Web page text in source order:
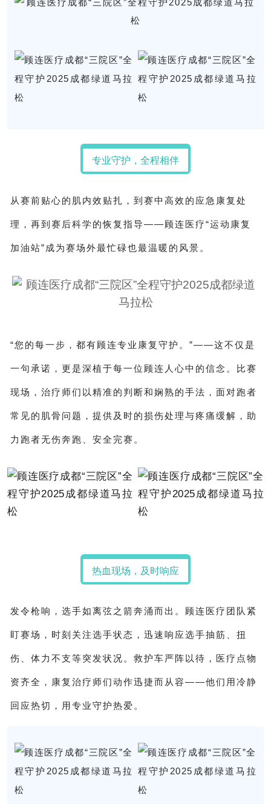
专业守护，全程相伴
从赛前贴心的肌内效贴扎，到赛中高效的应急康复处
理，再到赛后科学的恢复指导——顾连医疗“运动康复
加油站”成为赛场外最忙碌也最温暖的风景。
“您的每一步，都有顾连专业康复守护。”——这不仅是
一句承诺，更是深植于每一位顾连人心中的信念。比赛
现场，治疗师们以精准的判断和娴熟的手法，面对跑者
常见的肌骨问题，提供及时的损伤处理与疼痛缓解，助
力跑者无伤奔跑、安全完赛。
热血现场，及时响应
发令枪响，选手如离弦之箭奔涌而出。顾连医疗团队紧
盯赛场，时刻关注选手状态，迅速响应选手抽筋、扭
伤、体力不支等突发状况。救护车严阵以待，医疗点物
资齐全，康复治疗师们动作迅捷而从容——他们用冷静
回应热切，用专业守护热爱。